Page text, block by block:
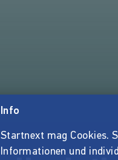
Info
Startnext mag Cookies.
Informationen und